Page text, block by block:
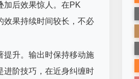
加后效果惊人。在PK
效果持续时间较长，不必
提升。输出时保持移动施
进阶技巧，在近身纠缠时